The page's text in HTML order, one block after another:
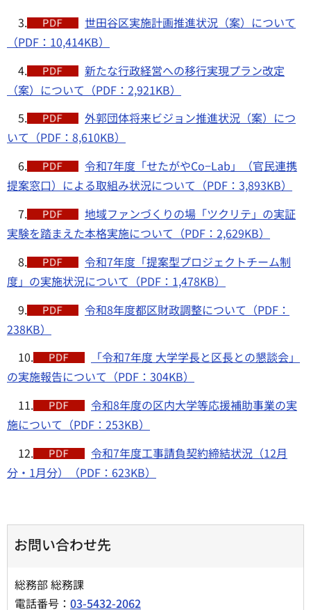
3.
世田谷区実施計画推進状況（案）について
（PDF：10,414KB）
4.
新たな行政経営への移行実現プラン改定
（案）について（PDF：2,921KB）
5.
外郭団体将来ビジョン推進状況（案）につ
いて（PDF：8,610KB）
6.
令和7年度「せたがやCo−Lab」（官民連携
提案窓口）による取組み状況について（PDF：3,893KB）
7.
地域ファンづくりの場「ツクリテ」の実証
実験を踏まえた本格実施について（PDF：2,629KB）
8.
令和7年度「提案型プロジェクトチーム制
度」の実施状況について（PDF：1,478KB）
9.
令和8年度都区財政調整について（PDF：
238KB）
10.
「令和7年度 大学学長と区長との懇談会」
の実施報告について（PDF：304KB）
11.
令和8年度の区内大学等応援補助事業の実
施について（PDF：253KB）
12.
令和7年度工事請負契約締結状況（12月
分・1月分）（PDF：623KB）
お問い合わせ先
総務部 総務課
電話番号： 03-5432-2062